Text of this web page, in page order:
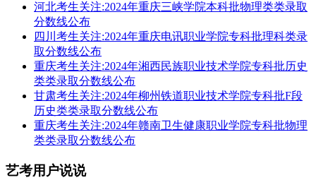
河北考生关注:2024年重庆三峡学院本科批物理类类录取
分数线公布
四川考生关注:2024年重庆电讯职业学院专科批理科类录
取分数线公布
重庆考生关注:2024年湘西民族职业技术学院专科批历史
类类录取分数线公布
甘肃考生关注:2024年柳州铁道职业技术学院专科批F段
历史类类录取分数线公布
重庆考生关注:2024年赣南卫生健康职业学院专科批物理
类类录取分数线公布
艺考用户说说